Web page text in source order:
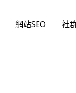
網站SEO 社